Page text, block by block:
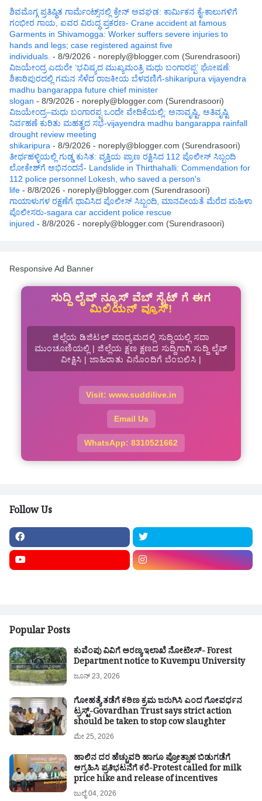
ಶಿವಮೊಗ್ಗ ಪ್ರತಿಷ್ಥಿತ ಗಾರ್ಮೆಂಟ್ಸ್‌ನಲ್ಲಿ ಕ್ರೇನ್ ಅವಘಡ: ಕಾರ್ಮಿಕನ ಕೈ-ಕಾಲುಗಳಿಗೆ
ಗಂಭೀರ ಗಾಯ, ಐವರ ವಿರುದ್ಧ ಪ್ರಕರಣ- Crane accident at famous
Garments in Shivamogga: Worker suffers severe injuries to
hands and legs; case registered against five
individuals. - 8/9/2026 - noreply@blogger.com (Surendrasoori)
ವಿಜಯೇಂದ್ರ ಎದುರೇ ‘ಭವಿಷ್ಯದ ಮುಖ್ಯಮಂತ್ರಿ ಮಧು ಬಂಗಾರಪ್ಪ’ ಘೋಷಣೆ:
ಶಿಕಾರಿಪುರದಲ್ಲಿ ಗಮನ ಸೆಳೆದ ರಾಜಕೀಯ ಬೆಳವಣಿಗೆ-shikaripura vijayendra
madhu bangarappa future chief minister
slogan - 8/9/2026 - noreply@blogger.com (Surendrasoori)
ವಿಜಯೇಂದ್ರ–ಮಧು ಬಂಗಾರಪ್ಪ ಒಂದೇ ವೇದಿಕೆಯಲ್ಲಿ: ಅನಾವೃಷ್ಟಿ, ಅತಿವೃಷ್ಟಿ
ನಿರ್ವಹಣೆ ಕುರಿತು ಮಹತ್ವದ ಸಭೆ-vijayendra madhu bangarappa rainfall
drought review meeting
shikaripura - 8/9/2026 - noreply@blogger.com (Surendrasoori)
ತೀರ್ಥಹಳ್ಳಿಯಲ್ಲಿ ಗುಡ್ಡ ಕುಸಿತ: ವ್ಯಕ್ತಿಯ ಪ್ರಾಣ ರಕ್ಷಿಸಿದ 112 ಪೊಲೀಸ್ ಸಿಬ್ಬಂದಿ
ಲೋಕೇಶ್‌ಗೆ ಅಭಿನಂದನೆ- Landslide in Thirthahalli: Commendation for
112 police personnel Lokesh, who saved a person's
life - 8/8/2026 - noreply@blogger.com (Surendrasoori)
ಗಾಯಾಳುಗಳ ರಕ್ಷಣೆಗೆ ಧಾವಿಸಿದ ಪೊಲೀಸ್ ಸಿಬ್ಬಂದಿ, ಮಾನವೀಯತೆ ಮೆರೆದ ಮಹಿಳಾ
ಪೊಲೀಸರು-sagara car accident police rescue
injured - 8/8/2026 - noreply@blogger.com (Surendrasoori)
Responsive Ad Banner
ಸುದ್ದಿ ಲೈವ್ ನ್ಯೂಸ್ ವೆಬ್ ಸೈಟ್ ಗೆ ಈಗ
ಮಿಲಿಯನ್ ವ್ಯೂಸ್!
ಜಿಲ್ಲೆಯ ಡಿಜಿಟಲ್ ಮಾಧ್ಯಮದಲ್ಲಿ ಸುದ್ದಿಯಲ್ಲಿ ಸದಾ
ಮುಂಚೂಣಿಯಲ್ಲಿ | ಜಿಲ್ಲೆಯ ಕ್ಷಣ ಕ್ಷಣದ ಸುದ್ದಿಗಾಗಿ ಸುದ್ದಿ ಲೈವ್
ವೀಕ್ಷಿಸಿ | ಜಾಹಿರಾತು ವಿನೊಂದಿಗೆ ಬೆಂಬಲಿಸಿ |
Visit: www.suddilive.in
Email Us
WhatsApp: 8310521662
Follow Us
Popular Posts
ಕುವೆಂಪು ವಿವಿಗೆ ಅರಣ್ಯ ಇಲಾಖೆ ನೋಟೀಸ್- Forest
Department notice to Kuvempu University
ಜೂನ್ 23, 2026
ಗೋಹತ್ಯೆ ತಡೆಗೆ ಕಠಿಣ ಕ್ರಮ ಜರುಗಿಸಿ ಎಂದ ಗೋವರ್ಧನ
ಟ್ರಸ್ಟ್-Govardhan Trust says strict action
should be taken to stop cow slaughter
ಮೇ 25, 2026
ಹಾಲಿನ ದರ ಹೆಚ್ಚುವರಿ ಹಾಗೂ ಪ್ರೋತ್ಸಾಹ ಬಿಡುಗಡೆಗೆ
ಆಗ್ರಹಿಸಿ ಪ್ರತಿಭಟನೆಗೆ ಕರೆ-Protest called for milk
price hike and release of incentives
ಜುಲೈ 04, 2026